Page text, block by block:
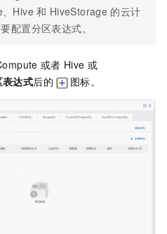
Hive 和 HiveStorage 的云计
配置分区表达式。
或者 Hive 或
表达式后的 图标。